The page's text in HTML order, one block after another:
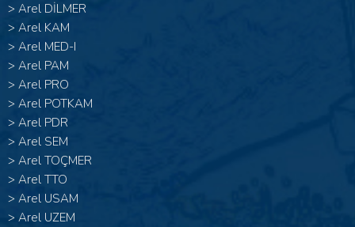
> Arel DİLMER
> Arel KAM
> Arel MED-I
> Arel PAM
> Arel PRO
> Arel POTKAM
> Arel PDR
> Arel SEM
> Arel TOÇMER
> Arel TTO
> Arel USAM
> Arel UZEM